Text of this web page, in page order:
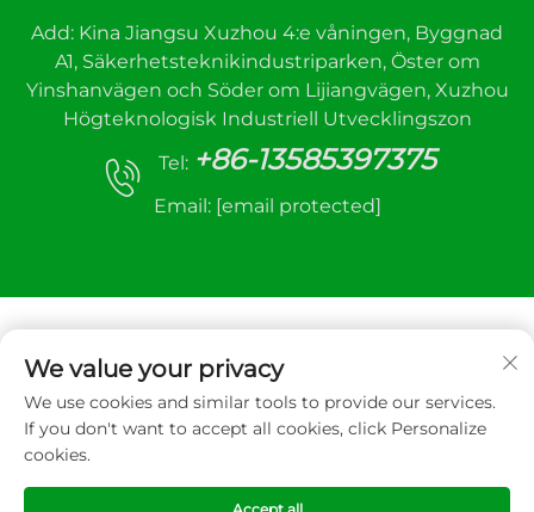
Add: Kina Jiangsu Xuzhou 4:e våningen, Byggnad
A1, Säkerhetsteknikindustriparken, Öster om
Yinshanvägen och Söder om Lijiangvägen, Xuzhou
Högteknologisk Industriell Utvecklingszon
Tel: +86-13585397375
Email: [email protected]
Upphovsrätt © 2025 Xuzhou sanhe automatic
control equipment Co.,LTD. All rätt reserverad
We value your privacy
We use cookies and similar tools to provide our services.
If you don't want to accept all cookies, click Personalize
cookies.